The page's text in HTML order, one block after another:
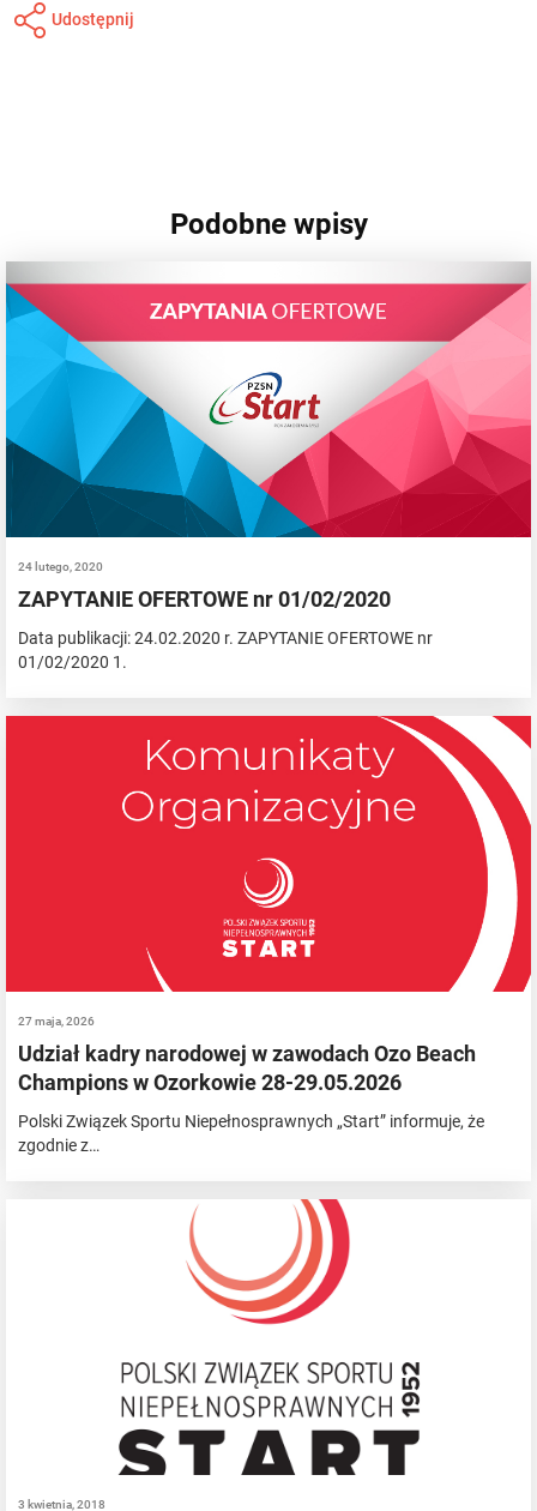
Udostępnij
Podobne wpisy
24 lutego, 2020
ZAPYTANIE OFERTOWE nr 01/02/2020
Data publikacji: 24.02.2020 r. ZAPYTANIE OFERTOWE nr
01/02/2020 1.
27 maja, 2026
Udział kadry narodowej w zawodach Ozo Beach
Champions w Ozorkowie 28-29.05.2026
Polski Związek Sportu Niepełnosprawnych „Start” informuje, że
zgodnie z…
3 kwietnia, 2018